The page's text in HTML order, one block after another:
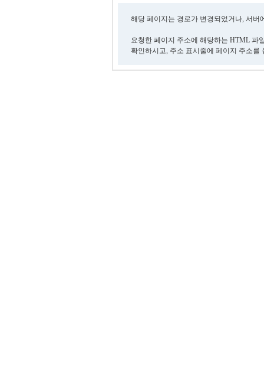
해당 페이지는 경로가 변경되었거나, 서
요청한 페이지 주소에 해당하는 HTML 파
확인하시고, 주소 표시줄에 페이지 주소